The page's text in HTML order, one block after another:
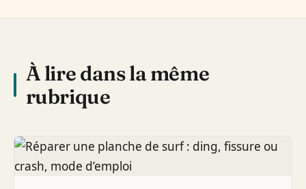
À lire dans la même
rubrique